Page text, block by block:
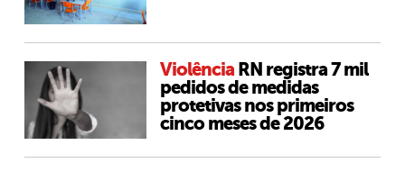
Violência RN registra 7 mil
pedidos de medidas
protetivas nos primeiros
cinco meses de 2026